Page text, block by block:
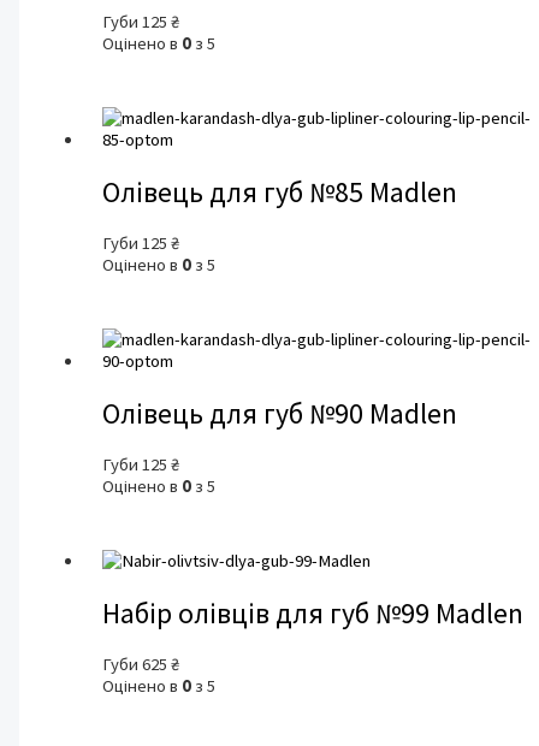
Губи125₴
Оцінено в 0 з 5
Олівець для губ №85 Madlen
Губи125₴
Оцінено в 0 з 5
Олівець для губ №90 Madlen
Губи125₴
Оцінено в 0 з 5
Набір олівців для губ №99 Madlen
Губи625₴
Оцінено в 0 з 5